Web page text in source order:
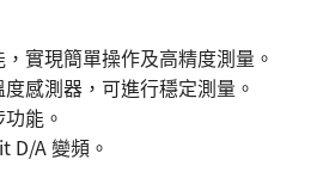
實現簡單操作及高精度測量。
感測器，可進行穩定測量。
能。
D/A 變頻。